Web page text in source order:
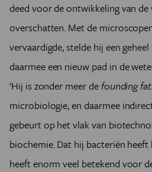
deed voor de ontwikkeling van
overschatten. Met de
vervaardigde, stelde hij een
daarmee een nieuw pad in de
‘Hij is zonder meer defounding
microbiologie, en daarmee
gebeurt op het vlak van
biochemie. Dat hij bacteriën heeft
heeft enorm veel betekend voor